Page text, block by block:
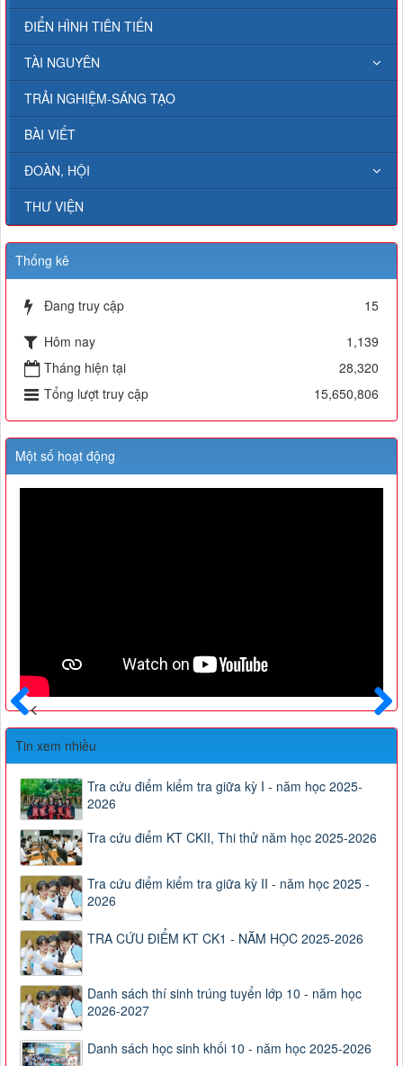
ĐIỂN HÌNH TIÊN TIẾN
TÀI NGUYÊN
TRẢI NGHIỆM-SÁNG TẠO
BÀI VIẾT
ĐOÀN, HỘI
THƯ VIỆN
Thống kê
Đang truy cập
15
Hôm nay
1,139
Tháng hiện tại
28,320
Tổng lượt truy cập
15,650,806
Một số hoạt động
Sau
Trước
Tin xem nhiều
Tra cứu điểm kiểm tra giữa kỳ I - năm học 2025-
2026
Tra cứu điểm KT CKII, Thi thử năm học 2025-2026
Tra cứu điểm kiểm tra giữa kỳ II - năm học 2025 -
2026
TRA CỨU ĐIỂM KT CK1 - NĂM HỌC 2025-2026
Danh sách thí sinh trúng tuyển lớp 10 - năm học
2026-2027
Danh sách học sinh khối 10 - năm học 2025-2026